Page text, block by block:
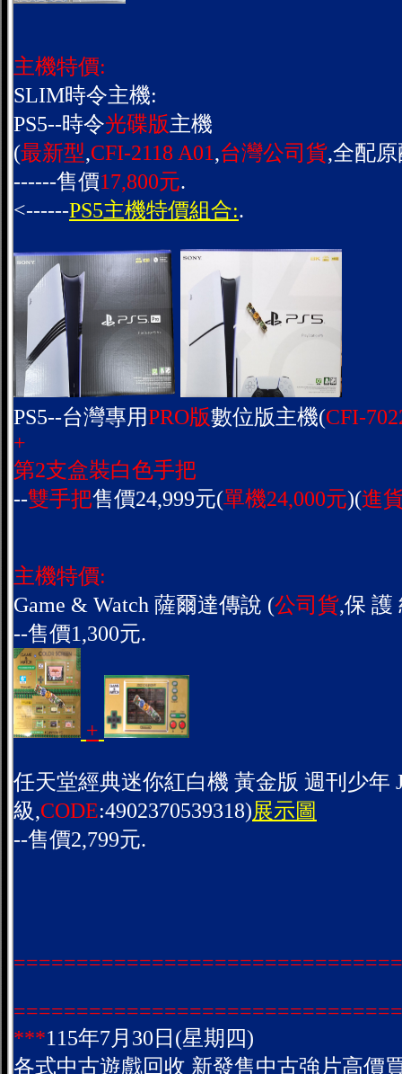
主機特價:
SLIM時令主機:
PS5--時令光碟版主機
(最新型,CFI-2118 A01,台灣公司貨,全配
------售價17,800元.
<------PS5主機特價組合:.
PS5--台灣專用PRO版數位版主機(CFI-
+
第2支盒裝白色手把
--雙手把售價24,999元(單機24,000元)(進
主機特價:
Game & Watch 薩爾達傳說 (公司貨,保 護
--售價1,300元.
+
任天堂經典迷你紅白機 黃金版 週刊少年
級,CODE:4902370539318)展示圖
--售價2,799元.
***115年7月30日(星期四)
各式中古遊戲回收 新發售中古強片高價